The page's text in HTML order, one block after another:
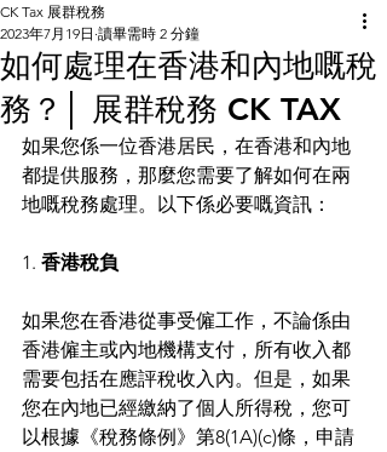
如何處理在香港和內地嘅稅
務？│ 展群稅務 CK TAX
CK Tax 展群稅務
2023年7月19日 讀畢需時 2 分鐘
如果您係一位香港居民，在香港和內地
都提供服務，那麼您需要了解如何在兩
地嘅稅務處理。以下係必要嘅資訊：
1. 香港稅負
如果您在香港從事受僱工作，不論係由
香港僱主或內地機構支付，所有收入都
需要包括在應評稅收入內。但是，如果
您在內地已經繳納了個人所得稅，您可
以根據《稅務條例》第8(1A)(c)條，申請